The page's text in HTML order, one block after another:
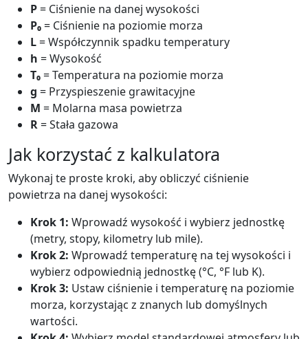
P= Ciśnienie na danej wysokości
P₀= Ciśnienie na poziomie morza
L= Współczynnik spadku temperatury
h = Wysokość
T₀= Temperatura na poziomie morza
g = Przyspieszenie grawitacyjne
M = Molarna masa powietrza
R= Stała gazowa
Jak korzystać z kalkulatora
Wykonaj te proste kroki, aby obliczyć ciśnienie
powietrza na danej wysokości:
Krok 1: Wprowadź wysokość i wybierz jednostkę
(metry, stopy, kilometry lub mile).
Krok 2: Wprowadź temperaturę na tej wysokości i
wybierz odpowiednią jednostkę (°C, °F lub K).
Krok 3: Ustaw ciśnienie i temperaturę na poziomie
morza, korzystając z znanych lub domyślnych
wartości.